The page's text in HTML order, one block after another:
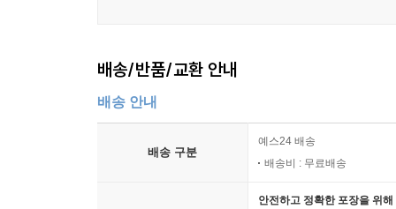
배송/반품/교환 안내
배송 안내
배송 구분
예스24 배송
배송비 : 무료배송
안전하고 정확한 포장을 위